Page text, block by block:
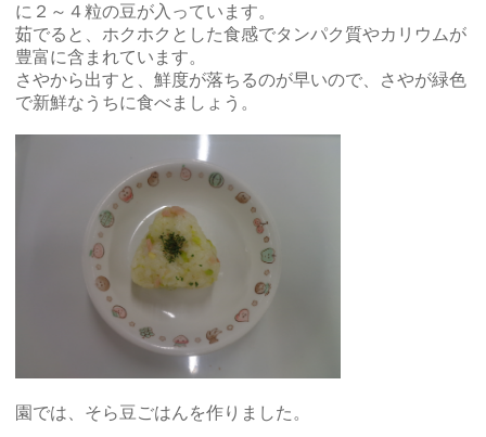
に２～４粒の豆が入っています。
茹でると、ホクホクとした食感でタンパク質やカリウムが
豊富に含まれています。
さやから出すと、鮮度が落ちるのが早いので、さやが緑色
で新鮮なうちに食べましょう。
園では、そら豆ごはんを作りました。